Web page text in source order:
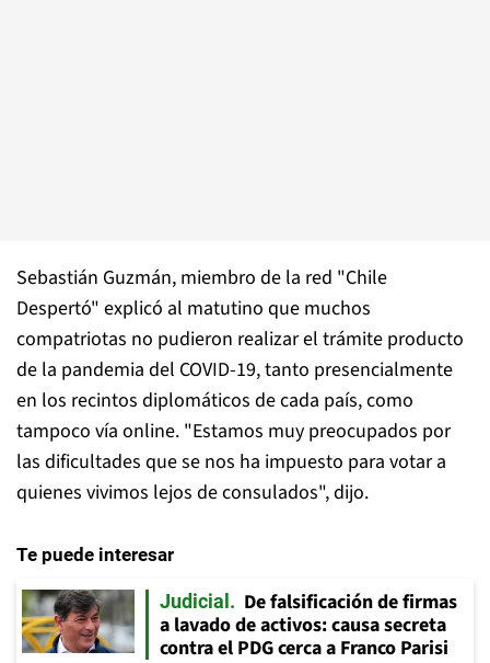
Sebastián Guzmán, miembro de la red "Chile
Despertó" explicó al matutino que muchos
compatriotas no pudieron realizar el trámite producto
de la pandemia del COVID-19, tanto presencialmente
en los recintos diplomáticos de cada país, como
tampoco vía online. "Estamos muy preocupados por
las dificultades que se nos ha impuesto para votar a
quienes vivimos lejos de consulados", dijo.
Te puede interesar
Judicial
De falsificación de firmas
a lavado de activos: causa secreta
contra el PDG cerca a Franco Parisi